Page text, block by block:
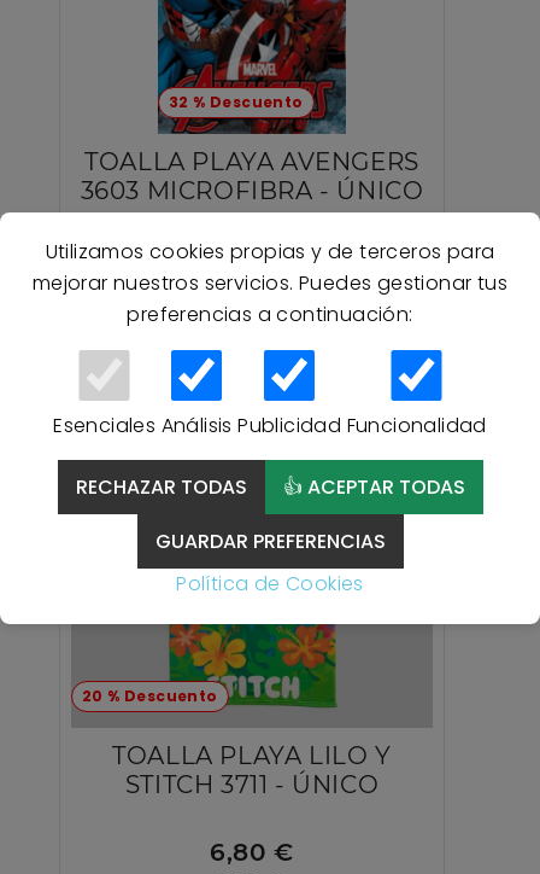
Utilizamos cookies propias y de terceros para
mejorar nuestros servicios. Puedes gestionar tus
preferencias a continuación:
Esenciales Análisis Publicidad Funcionalidad
RECHAZAR TODAS
👍 ACEPTAR TODAS
GUARDAR PREFERENCIAS
Política de Cookies
32 % Descuento
TOALLA PLAYA AVENGERS
3603 MICROFIBRA - ÚNICO
7,92 €
11,65 €
20 % Descuento
TOALLA PLAYA LILO Y
STITCH 3711 - ÚNICO
6,80 €